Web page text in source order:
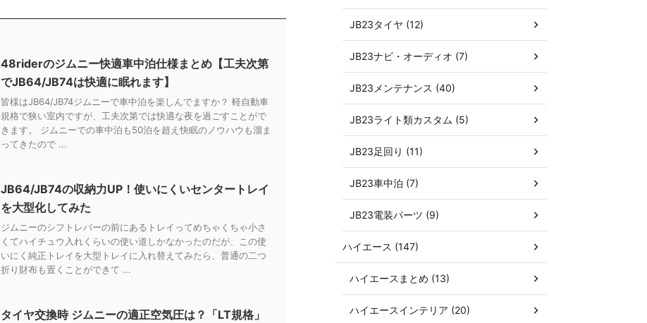
48riderのジムニー快適車中泊仕様まとめ【工夫次第
でJB64/JB74は快適に眠れます】
皆様はJB64/JB74ジムニーで車中泊を楽しんでますか？ 軽自動車
規格で狭い室内ですが、工夫次第では快適な夜を過ごすことがで
きます。 ジムニーでの車中泊も50泊を超え快眠のノウハウも溜ま
ってきたので ...
JB64/JB74の収納力UP！使いにくいセンタートレイ
を大型化してみた
ジムニーのシフトレバーの前にあるトレイってめちゃくちゃ小さ
くてハイチュウ入れくらいの使い道しかなかったのだが、この使
いにく純正トレイを大型トレイに入れ替えてみたら、普通の二つ
折り財布も置くことができて ...
タイヤ交換時 ジムニーの適正空気圧は？「LT規格」
JB23タイヤ (12)
JB23ナビ・オーディオ (7)
JB23メンテナンス (40)
JB23ライト類カスタム (5)
JB23足回り (11)
JB23車中泊 (7)
JB23電装パーツ (9)
ハイエース (147)
ハイエースまとめ (13)
ハイエースインテリア (20)